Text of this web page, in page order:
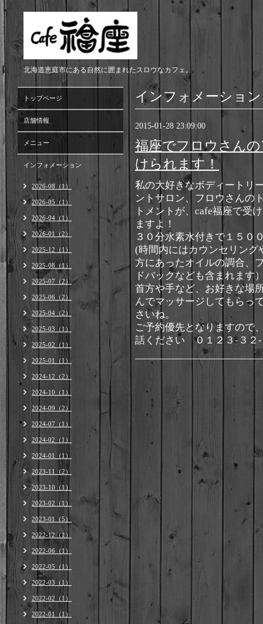
北海道恵庭市にある自然に囲まれたスロウなカフェ。
インフォメーション
2015-01-28 23:09:00
福座でフロウさん
けられます！
私の大好きなボディートリ
ントサロン、フロウさんの
トメントが、cafe福座で受
ますよ！
３０分水素水付きで１５０
(時間内にはカウンセリング
方にあったオイルの調合、
ドバックなども含まれます
首方や手など、お好きな場
んでマッサージしてもらっ
さいね。
ご予約優先となりますので
話ください ０１２３-３２-
トップページ
店舗情報
メニュー
インフォメーション
2026-08（1）
2026-05（1）
2026-04（1）
2026-01（2）
2025-12（1）
2025-08（1）
2025-07（2）
2025-06（2）
2025-04（2）
2025-03（1）
2025-02（1）
2025-01（1）
2024-12（2）
2024-10（1）
2024-09（2）
2024-07（1）
2024-02（1）
2024-01（1）
2023-11（2）
2023-10（1）
2023-02（1）
2023-01（5）
2022-12（1）
2022-06（1）
2022-05（1）
2022-03（1）
2022-02（1）
2022-01（1）